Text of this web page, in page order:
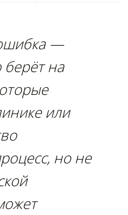
—
берёт на
или
но не